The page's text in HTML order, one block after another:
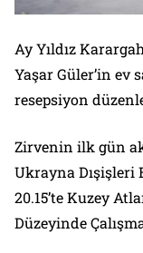
Ay Yıldız
Yaşar Güler’in ev
resepsiyon
Zirvenin ilk gün
Ukrayna Dışişleri
20.15’te Kuzey
Düzeyinde